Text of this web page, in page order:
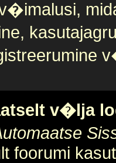
v�lja
foorumi